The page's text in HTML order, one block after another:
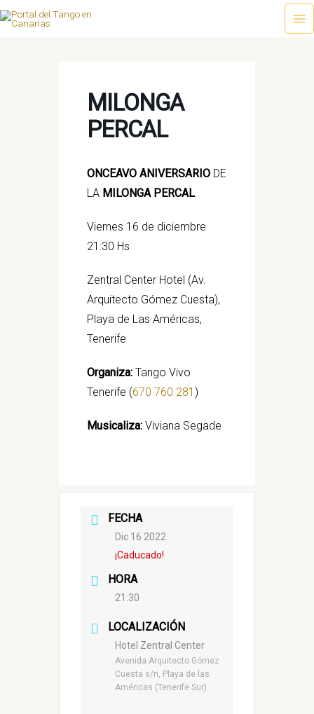
Ir
MILONGA
PERCAL
ONCEAVO ANIVERSARIO DE
LA MILONGA PERCAL
Viernes 16 de diciembre
21:30 Hs
Zentral Center Hotel (Av.
Arquitecto Gómez Cuesta),
Playa de Las Américas,
Tenerife
Organiza: Tango Vivo
Tenerife (670 760 281 )
Musicaliza: Viviana Segade
FECHA
Dic 16 2022
¡Caducado!
HORA
21:30
LOCALIZACIÓN
Hotel Zentral Center
Avenida Arquitecto Gómez
Cuesta s/n, Playa de las
Américas (Tenerife Sur)